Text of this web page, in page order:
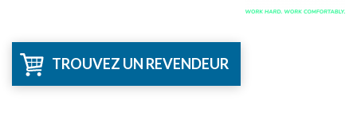
TROUVEZ UN REVENDEUR